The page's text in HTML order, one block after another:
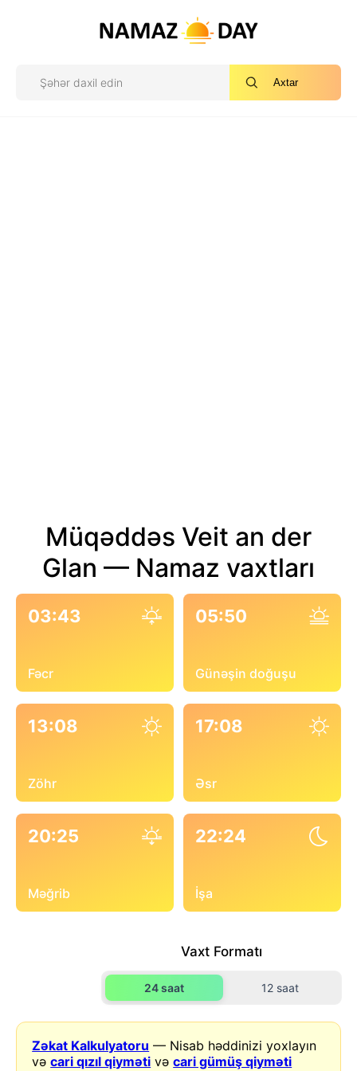
Axtar
Müqəddəs Veit an der
Glan — Namaz vaxtları
03:43
Fəcr
05:50
Günəşin doğuşu
13:08
Zöhr
17:08
Əsr
20:25
Məğrib
22:24
İşa
Vaxt Formatı
24 saat 12 saat
Zəkat Kalkulyatoru — Nisab həddinizi yoxlayın
vəcari qızıl qiyməti vəcari gümüş qiyməti